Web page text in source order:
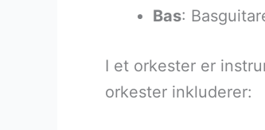
Bas:
I et orkester er
orkester inkluderer: